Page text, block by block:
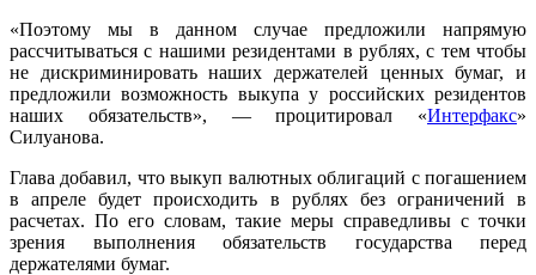
«Поэтому мы в данном случае предложили напрямую
рассчитываться с нашими резидентами в рублях, с тем чтобы
не дискриминировать наших держателей ценных бумаг, и
предложили возможность выкупа у российских резидентов
наших обязательств», — процитировал «Интерфакс»
Силуанова.
Глава добавил, что выкуп валютных облигаций с погашением
в апреле будет происходить в рублях без ограничений в
расчетах. По его словам, такие меры справедливы с точки
зрения выполнения обязательств государства перед
держателями бумаг.